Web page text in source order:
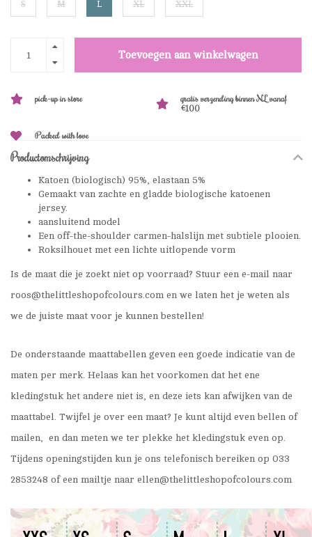
S M L XL XXL
Toevoegen aan winkelwagen
pick-up in store
gratis verzending binnen NL vanaf
€100
Packed with love
Productomschrijving
Katoen (biologisch) 95%, elastaan 5%
Gemaakt van zachte en gladde biologische katoenen
jersey.
aansluitend model
Een off-the-shoulder carmen-halslijn met subtiele plooien.
Roksilhouet met een lichte uitlopende vorm
Is de maat die je zoekt niet op voorraad? Stuur een e-mail naar
roos@thelittleshopofcolours.com en we laten het je weten als
we de juiste maat voor je kunnen bestellen!
De onderstaande maattabellen geven een goede indicatie van de
maten per merk. Helaas kan het voorkomen dat het ene
kledingstuk het andere niet is, en deze iets kan afwijken van de
maattabel. Twijfel je over een maat? Je kunt altijd even bellen of
mailen, en dan meten we ter plekke het kledingstuk even op.
Tijdens openingstijden kun je ons telefonisch bereiken op 033
2853248 of een mailtje naar ellen@thelittleshopofcolours.com